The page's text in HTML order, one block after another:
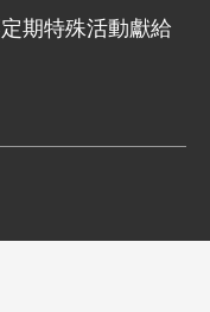
期特殊活動獻給